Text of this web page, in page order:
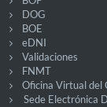
DOG
BOE
eDNI
Validaciones
FNMT
Oficina Virtual del
Sede Electrónica